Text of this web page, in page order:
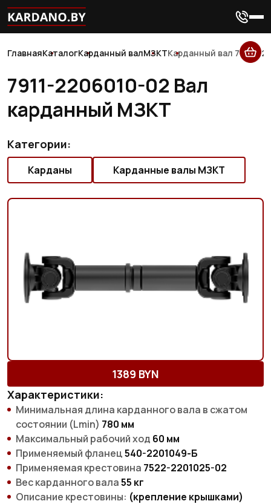
ГлавнаяКаталогКарданный валМЗКТКарданный вал 7911-
7911-2206010-02 Вал
карданный МЗКТ
Категории:
Карданы Карданные валы МЗКТ
1389 BYN
Характеристики:
Минимальная длина карданного вала в сжатом
состоянии (Lmin) 780 мм
Максимальный рабочий ход 60 мм
Применяемый фланец540-2201049-Б
Применяемая крестовина 7522-2201025-02
Вес карданного вала55 кг
Описание крестовины: (крепление крышками)